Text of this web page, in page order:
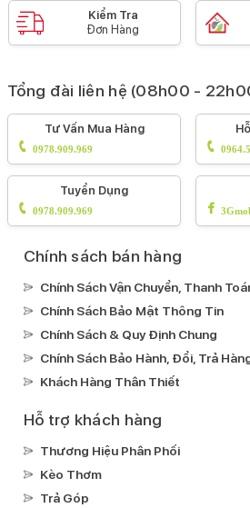
Kiểm Tra
Đơn Hàng
Tổng đài liên hệ (08h00 -
Tư Vấn Mua Hàng
0978.909.969
Tuyển Dụng
0978.909.969
Chính sách bán hàng
Chính Sách Vận Chuyển, Thanh
Chính Sách Bảo Mật Thông Tin
Chính Sách & Quy Định Chung
Chính Sách Bảo Hành, Đổi, Trả
Khách Hàng Thân Thiết
Hỗ trợ khách hàng
Thương Hiệu Phân Phối
Kèo Thơm
Trả Góp